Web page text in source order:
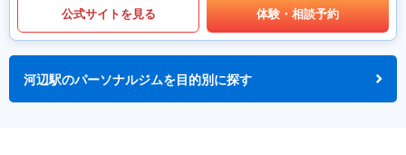
公式サイトを見る 体験・相談予約
河辺駅のパーソナルジムを目的別に探す